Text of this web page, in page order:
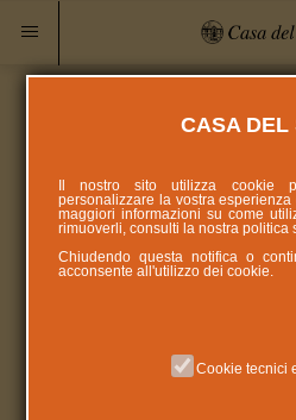
CASA DEL
Il nostro sito utilizza cookie
personalizzare la vostra
maggiori informazioni su come
rimuoverli, consulti la nostra politica
Chiudendo questa notifica o
acconsente all'utilizzo dei cookie.
Cookie tecnici